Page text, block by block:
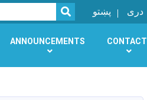
SEARCH
پښتو دری
ANNOUNCEMENTS CONTACT